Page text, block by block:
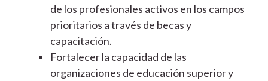
de los profesionales activos en los campos
prioritarios a través de becas y
capacitación.
Fortalecer la capacidad de las
organizaciones de educación superior y